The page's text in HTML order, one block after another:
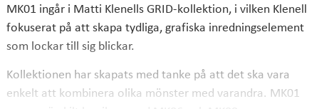
SÖK
MK01 ingår i Matti Klenells GRID-kollektion, i vilken Klenell
fokuserat på att skapa tydliga, grafiska inredningselement
som lockar till sig blickar.
Kollektionen har skapats med tanke på att det ska vara
enkelt att kombinera olika mönster med varandra. MK01